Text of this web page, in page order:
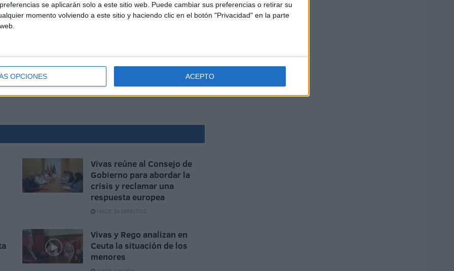
se aplicarán solo a este sitio web. Puede cambiar sus preferencias o retirar su
momento volviendo a este sitio y haciendo clic en el botón "Privacidad" en la parte
OPCIONES ACEPTO
se pueden solucionar mediante la comunicación y
que las complejas cuestiones políticas,
y social.
Vivas reúne al Consejo de
Gobierno para abordar la
crisis y reclamar una
respuesta europea
HACE 34 MINUTOS
Vivas y Rego analizan en
Ceuta la situación de los
menores